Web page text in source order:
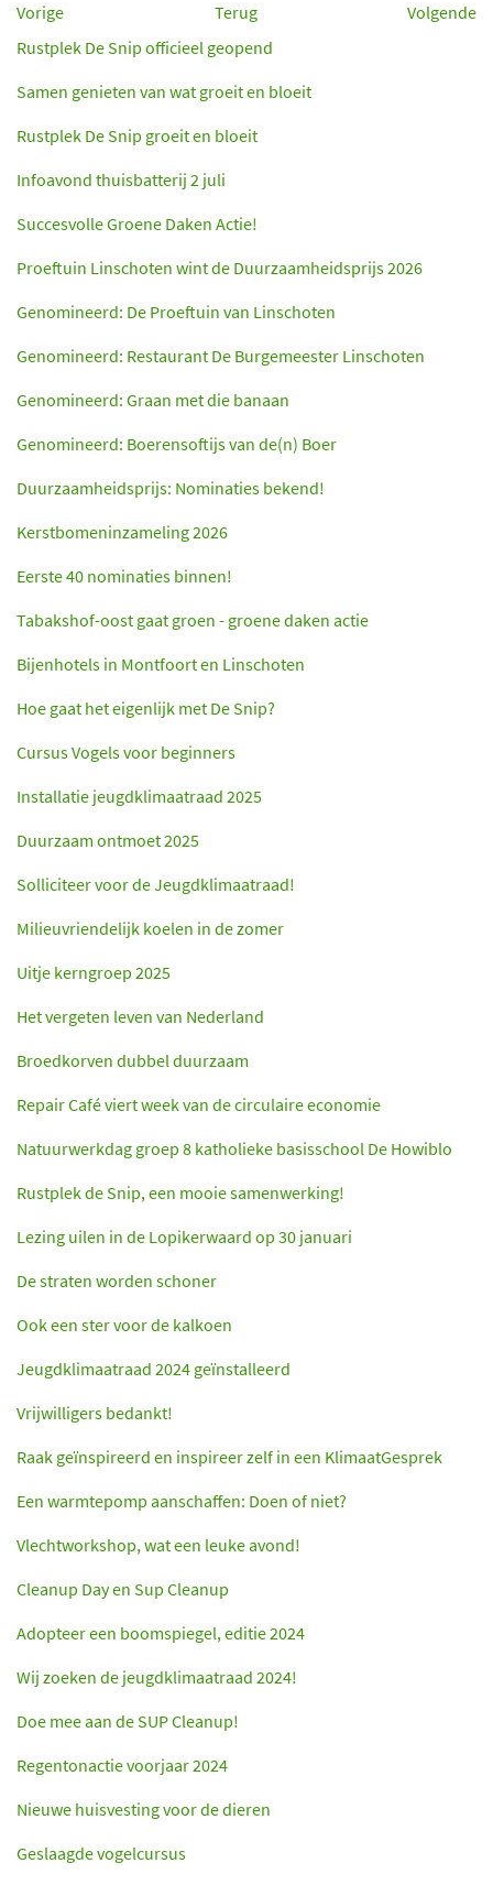
Vorige
Terug
Volgende
Rustplek De Snip officieel geopend
Samen genieten van wat groeit en bloeit
Rustplek De Snip groeit en bloeit
Infoavond thuisbatterij 2 juli
Succesvolle Groene Daken Actie!
Proeftuin Linschoten wint de Duurzaamheidsprijs 2026
Genomineerd: De Proeftuin van Linschoten
Genomineerd: Restaurant De Burgemeester Linschoten
Genomineerd: Graan met die banaan
Genomineerd: Boerensoftijs van de(n) Boer
Duurzaamheidsprijs: Nominaties bekend!
Kerstbomeninzameling 2026
Eerste 40 nominaties binnen!
Tabakshof-oost gaat groen - groene daken actie
Bijenhotels in Montfoort en Linschoten
Hoe gaat het eigenlijk met De Snip?
Cursus Vogels voor beginners
Installatie jeugdklimaatraad 2025
Duurzaam ontmoet 2025
Solliciteer voor de Jeugdklimaatraad!
Milieuvriendelijk koelen in de zomer
Uitje kerngroep 2025
Het vergeten leven van Nederland
Broedkorven dubbel duurzaam
Repair Café viert week van de circulaire economie
Natuurwerkdag groep 8 katholieke basisschool De Howiblo
Rustplek de Snip, een mooie samenwerking!
Lezing uilen in de Lopikerwaard op 30 januari
De straten worden schoner
Ook een ster voor de kalkoen
Jeugdklimaatraad 2024 geïnstalleerd
Vrijwilligers bedankt!
Raak geïnspireerd en inspireer zelf in een KlimaatGesprek
Een warmtepomp aanschaffen: Doen of niet?
Vlechtworkshop, wat een leuke avond!
Cleanup Day en Sup Cleanup
Adopteer een boomspiegel, editie 2024
Wij zoeken de jeugdklimaatraad 2024!
Doe mee aan de SUP Cleanup!
Regentonactie voorjaar 2024
Nieuwe huisvesting voor de dieren
Geslaagde vogelcursus